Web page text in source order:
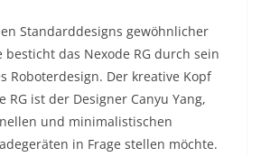
Standarddesigns gewöhnlicher
besticht das Nexode RG durch sein
Roboterdesign. Der kreative Kopf
RG ist der Designer Canyu Yang,
und minimalistischen
in Frage stellen möchte.